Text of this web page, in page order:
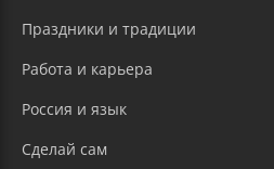
Праздники и традиции
Работа и карьера
Россия и язык
Сделай сам